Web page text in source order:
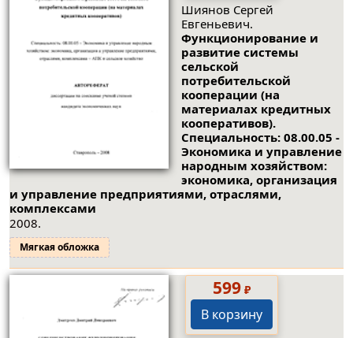
Шиянов Сергей
Евгеньевич.
Функционирование и
развитие системы
сельской
потребительской
кооперации (на
материалах кредитных
кооперативов).
Специальность: 08.00.05 -
Экономика и управление
народным хозяйством:
экономика, организация
и управление предприятиями, отраслями,
комплексами
2008.
Мягкая обложка
599₽
В корзину